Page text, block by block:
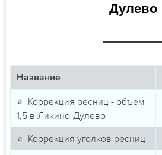
Дулево
Название
⭐ Коррекция ресниц - объем
1,5 в Ликино-Дулево
⭐ Коррекция уголков ресниц